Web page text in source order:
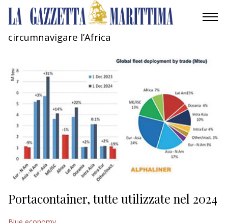
MOBILITÀ
INDUSTRIA
RICERCA
ECONOMIA
TURISMO
CULTURA
circumnavigare l’Africa
Portacontainer, tutte utilizzate nel 2024